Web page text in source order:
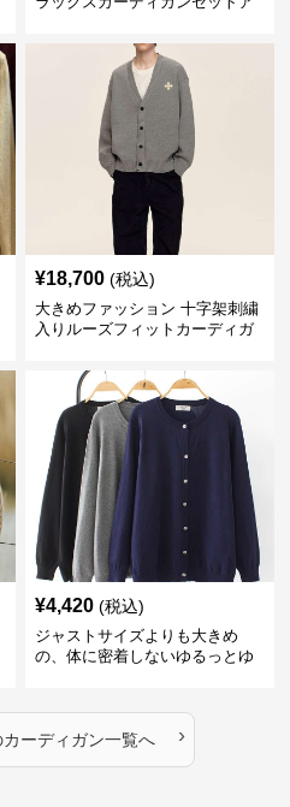
¥18,700 (税込)
大きめファッション 十字架刺繍
入りルーズフィットカーディガ
¥4,420 (税込)
ジャストサイズよりも大きめ
の、体に密着しないゆるっとゆ
ン
カーディガン一覧へ ›